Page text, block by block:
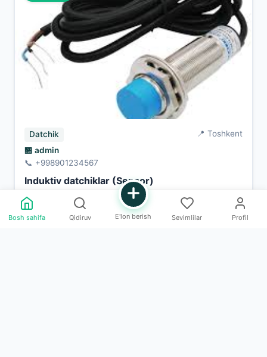
Datchik
📍 Toshkent
🏪 admin
📞 +998901234567
Induktiv datchiklar (Sensor)
Soni:
20 dona
Bosh sahifa Qidiruv E'lon berish Sevimlilar Profil